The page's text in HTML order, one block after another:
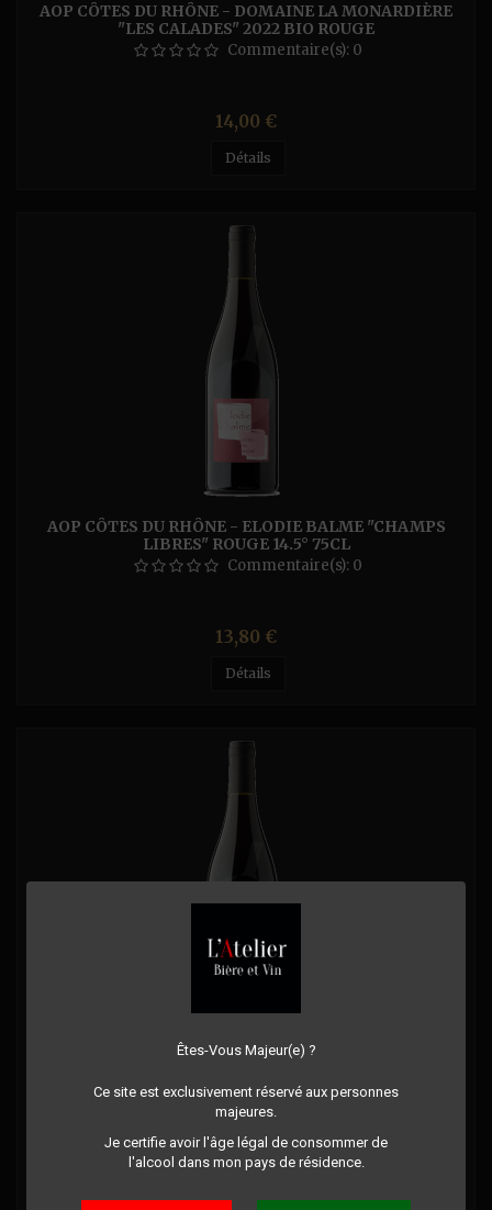
Êtes-Vous Majeur(e) ?
Ce site est exclusivement réservé aux personnes
majeures.
Je certifie avoir l'âge légal de consommer de
l'alcool dans mon pays de résidence.
AOP CÔTES DU RHÔNE - DOMAINE LA MONARDIÈRE
"LES CALADES" 2022 BIO ROUGE
Commentaire(s): 0
Prix
14,00 €
Détails
AOP CÔTES DU RHÔNE - ELODIE BALME "CHAMPS
LIBRES" ROUGE 14.5° 75CL
Commentaire(s): 0
Prix
13,80 €
Détails
AOP CÔTES DU RHÔNE - ELODIE BALME ROUGE 14.5°
MAGNUM
Prix
29,00 €